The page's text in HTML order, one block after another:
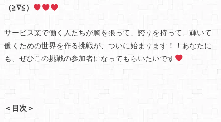
（≧∇≦）
サービス業で働く人たちが胸を張って、誇りを持って、輝いて
働くための世界を作る挑戦が、ついに始まります！！あなたに
も、ぜひこの挑戦の参加者になってもらいたいです
＜目次＞